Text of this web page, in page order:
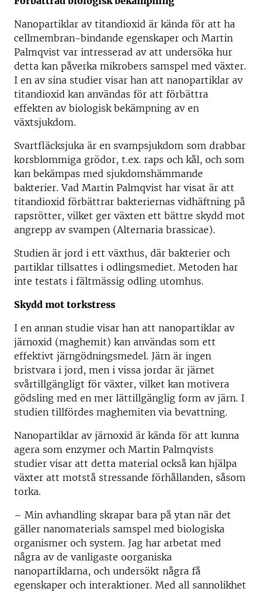
Nanopartiklar av titandioxid är kända för att ha
cellmembran-bindande egenskaper och Martin
Palmqvist var intresserad av att undersöka hur
detta kan påverka mikrobers samspel med växter.
I en av sina studier visar han att nanopartiklar av
titandioxid kan användas för att förbättra
effekten av biologisk bekämpning av en
växtsjukdom.
Svartfläcksjuka är en svampsjukdom som drabbar
korsblommiga grödor, t.ex. raps och kål, och som
kan bekämpas med sjukdomshämmande
bakterier. Vad Martin Palmqvist har visat är att
titandioxid förbättrar bakteriernas vidhäftning på
rapsrötter, vilket ger växten ett bättre skydd mot
angrepp av svampen (Alternaria brassicae).
Studien är jord i ett växthus, där bakterier och
partiklar tillsattes i odlingsmediet. Metoden har
inte testats i fältmässig odling utomhus.
Skydd mot torkstress
I en annan studie visar han att nanopartiklar av
järnoxid (maghemit) kan användas som ett
effektivt järngödningsmedel. Järn är ingen
bristvara i jord, men i vissa jordar är järnet
svårtillgängligt för växter, vilket kan motivera
gödsling med en mer lättillgänglig form av järn. I
studien tillfördes maghemiten via bevattning.
Nanopartiklar av järnoxid är kända för att kunna
agera som enzymer och Martin Palmqvists
studier visar att detta material också kan hjälpa
växter att motstå stressande förhållanden, såsom
torka.
– Min avhandling skrapar bara på ytan när det
gäller nanomaterials samspel med biologiska
organismer och system. Jag har arbetat med
några av de vanligaste oorganiska
nanopartiklarna, och undersökt några få
egenskaper och interaktioner. Med all sannolikhet